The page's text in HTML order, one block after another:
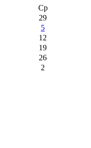
Ср
29
5
12
19
26
2